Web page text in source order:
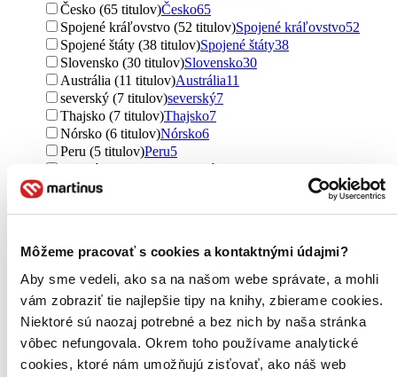
Môžeme pracovať s cookies a kontaktnými údajmi?
Aby sme vedeli, ako sa na našom webe správate, a mohli
vám zobraziť tie najlepšie tipy na knihy, zbierame cookies.
Niektoré sú naozaj potrebné a bez nich by naša stránka
vôbec nefungovala. Okrem toho používame analytické
cookies, ktoré nám umožňujú zisťovať, ako náš web
Česko (65 titulov)Česko65
Spojené kráľovstvo (52 titulov)Spojené kráľovstvo52
Spojené štáty (38 titulov)Spojené štáty38
Slovensko (30 titulov)Slovensko30
Austrália (11 titulov)Austrália11
severský (7 titulov)severský7
Thajsko (7 titulov)Thajsko7
Nórsko (6 titulov)Nórsko6
Peru (5 titulov)Peru5
Francúzsko (4 tituly)
Francúzsko
Írsko (3 tituly)
Kanada (2 tituly)Kanada2
Španielsko (2 tituly)Španielsko 2
Švédsko (1 titul)
Švédsko
Belgicko (1 titul) Belgicko
Ďalšie možnosti
Autor